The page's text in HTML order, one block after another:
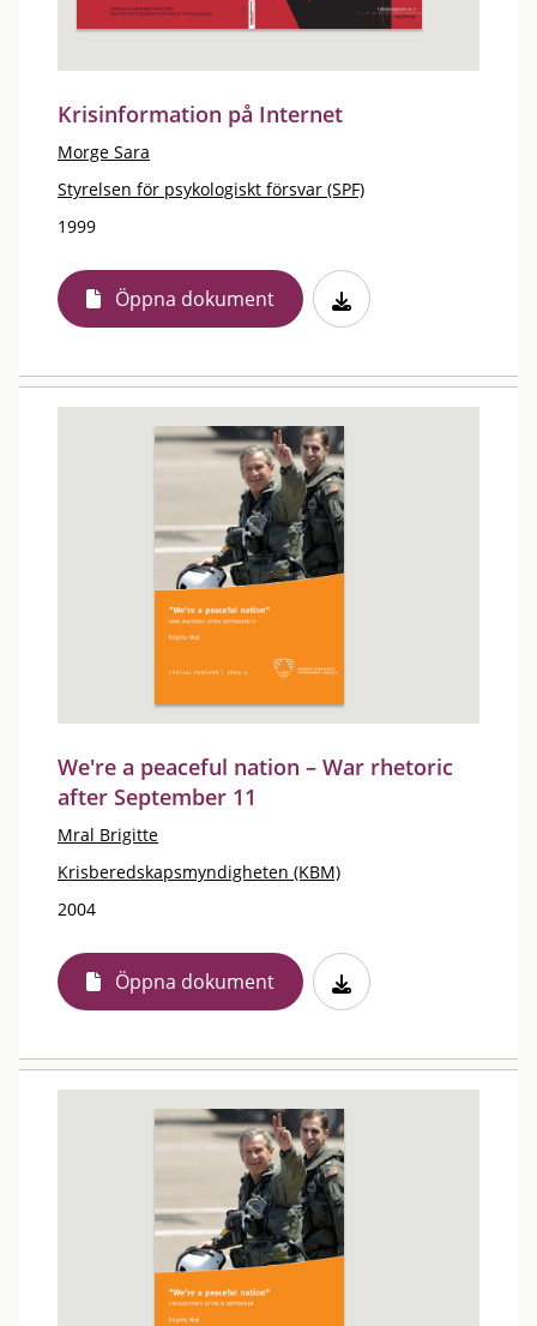
Krisinformation på Internet
Morge Sara
Styrelsen för psykologiskt försvar (SPF)
1999
Öppna dokument
We're a peaceful nation – War rhetoric
after September 11
Mral Brigitte
Krisberedskapsmyndigheten (KBM)
2004
Öppna dokument